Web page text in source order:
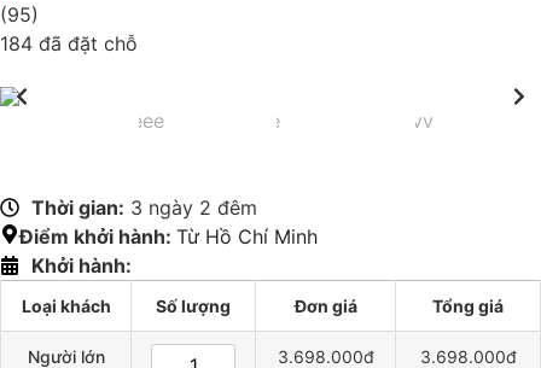
(95)
184 đã đặt chỗ
Thời gian: 3 ngày 2 đêm
Điểm khởi hành: Từ Hồ Chí Minh
Khởi hành:
Loại khách Số lượng Đơn giá Tổng giá
Người lớn 3.698.000đ 3.698.000đ